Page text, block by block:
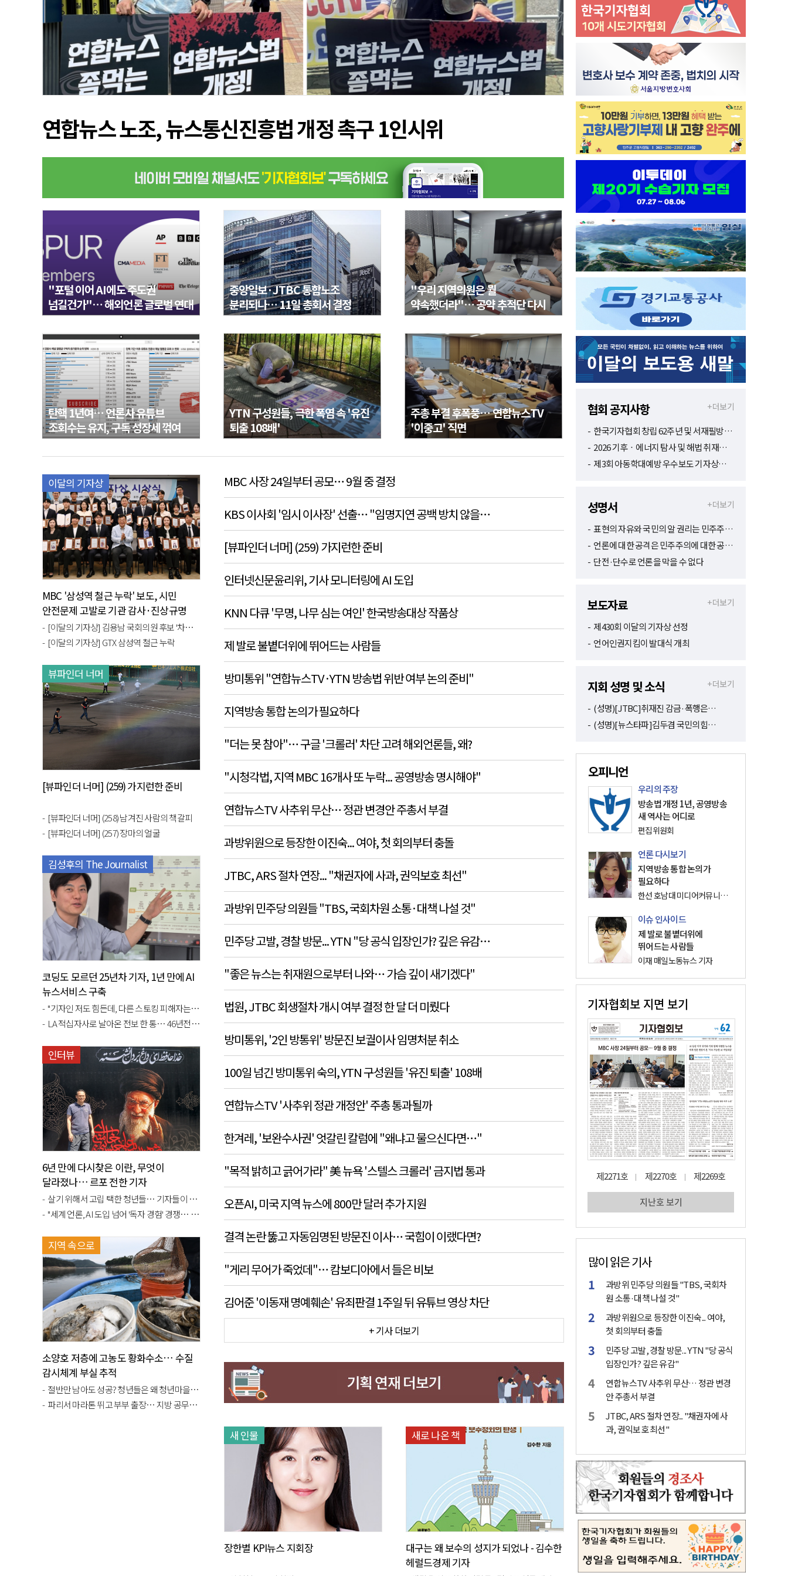
연합뉴스 노조, 뉴스통신진흥법 개정 촉구 1인시위
"포털 이어 AI에도 주도권
넘길건가"… 해외언론 글로벌 연대
중앙일보·JTBC 통합노조
분리되나… 11일 총회서 결정
"우리 지역의원은 뭘
약속했더라"… 공약 추적단 다시
뭉쳤다
탄핵 1년여… 언론사 유튜브
조회수는 유지, 구독 성장세 꺾여
YTN 구성원들, 극한 폭염 속 '유진
퇴출 108배'
주총 부결 후폭풍… 연합뉴스TV
'이중고' 직면
이달의 기자상
MBC '삼성역 철근 누락' 보도, 시민
안전문제 고발로 기관 감사·진상규명
이…
[이달의 기자상] 김용남 국회의원 후보 '차명 대부업 운영 의혹'
[이달의 기자상] GTX 삼성역 철근 누락
뷰파인더 너머
[뷰파인더 너머] (259) 가지런한 준비
[뷰파인더 너머] (258) 남겨진 사람의 책갈피
[뷰파인더 너머] (257) 장마의 얼굴
김성후의 The Journalist
코딩도 모르던 25년차 기자, 1년 만에 AI
뉴스서비스 구축
"기자인 저도 힘든데, 다른 스토킹 피해자는 어떻게 버텼을까"
LA 적십자사로 날아온 전보 한 통… 46년전 5·18 불러내다
인터뷰
6년 만에 다시찾은 이란, 무엇이
달라졌나… 르포 전한 기자
살기 위해서 고립 택한 청년들… 기자들이 목도한 은둔 실태
"세계 언론, AI 도입 넘어 '독자 경험' 경쟁… 차원이 달랐다"
지역 속으로
소양호 저층에 고농도 황화수소… 수질
감시체계 부실 추적
절반만 남아도 성공? 청년들은 왜 청년마을 정착 실패했나
파리서 마라톤 뛰고 부부 출장… 지방 공무원 '무늬만 해외출장'
MBC 사장 24일부터 공모… 9월 중 결정
KBS 이사회 '임시 이사장' 선출… "임명지연 공백 방치 않을…
[뷰파인더 너머] (259) 가지런한 준비
인터넷신문윤리위, 기사 모니터링에 AI 도입
KNN 다큐 '무명, 나무 심는 여인' 한국방송대상 작품상
제 발로 불볕더위에 뛰어드는 사람들
방미통위 "연합뉴스TV·YTN 방송법 위반 여부 논의 준비"
지역방송 통합 논의가 필요하다
"더는 못 참아"… 구글 '크롤러' 차단 고려 해외언론들, 왜?
"시청각법, 지역 MBC 16개사 또 누락... 공영방송 명시해야"
연합뉴스TV 사추위 무산… 정관 변경안 주총서 부결
과방위원으로 등장한 이진숙... 여야, 첫 회의부터 충돌
JTBC, ARS 절차 연장... "채권자에 사과, 권익보호 최선"
과방위 민주당 의원들 "TBS, 국회차원 소통·대책 나설 것"
민주당 고발, 경찰 방문... YTN "당 공식 입장인가? 깊은 유감…
"좋은 뉴스는 취재원으로부터 나와… 가슴 깊이 새기겠다"
법원, JTBC 회생절차 개시 여부 결정 한 달 더 미뤘다
방미통위, '2인 방통위' 방문진 보궐이사 임명처분 취소
100일 넘긴 방미통위 숙의, YTN 구성원들 '유진 퇴출' 108배
연합뉴스TV '사추위 정관 개정안' 주총 통과될까
한겨레, '보완수사권' 엇갈린 칼럼에 "왜냐고 물으신다면…"
"목적 밝히고 긁어가라" 美 뉴욕 '스텔스 크롤러' 금지법 통과
오픈AI, 미국 지역 뉴스에 800만 달러 추가 지원
결격 논란 뚫고 자동임명된 방문진 이사… 국힘이 이랬다면?
"게리 무어가 죽었데"… 캄보디아에서 들은 비보
김어준 '이동재 명예훼손' 유죄판결 1주일 뒤 유튜브 영상 차단
+ 기사 더보기
새 인물
장한별 KPI뉴스 지회장
새로 나온 책
대구는 왜 보수의 성지가 되었나 - 김수한
헤럴드경제 기자
협회 공지사항 + 더보기
한국기자협회 창립 62주년 및 서재필방…
2026 기후‧에너지 탐사 및 해법 취재…
제3회 아동학대예방 우수보도 기자상…
성명서 + 더보기
표현의 자유와 국민의 알 권리는 민주주…
언론에 대한 공격은 민주주의에 대한 공…
단전·단수로 언론을 막을 수 없다
보도자료 + 더보기
제430회 이달의 기자상 선정
언어인권지킴이 발대식 개최
지회 성명 및 소식 + 더보기
(성명)[JTBC]취재진 감금·폭행은…
(성명)[뉴스타파]김두겸 국민의힘…
오피니언
우리의 주장
방송법 개정 1년, 공영방송
새 역사는 어디로
편집위원회
언론 다시보기
지역방송 통합 논의가
필요하다
한선 호남대 미디어커뮤니케이션학과 교수
이슈 인사이드
제 발로 불볕더위에
뛰어드는 사람들
이재 매일노동뉴스 기자
많이 읽은 기사
과방위 민주당 의원들 "TBS, 국회차
원 소통·대책 나설 것"
과방위원으로 등장한 이진숙... 여야,
첫 회의부터 충돌
민주당 고발, 경찰 방문... YTN "당 공식
입장인가? 깊은 유감"
연합뉴스TV 사추위 무산… 정관 변경
안 주총서 부결
JTBC, ARS 절차 연장... "채권자에 사
과, 권익보호 최선"